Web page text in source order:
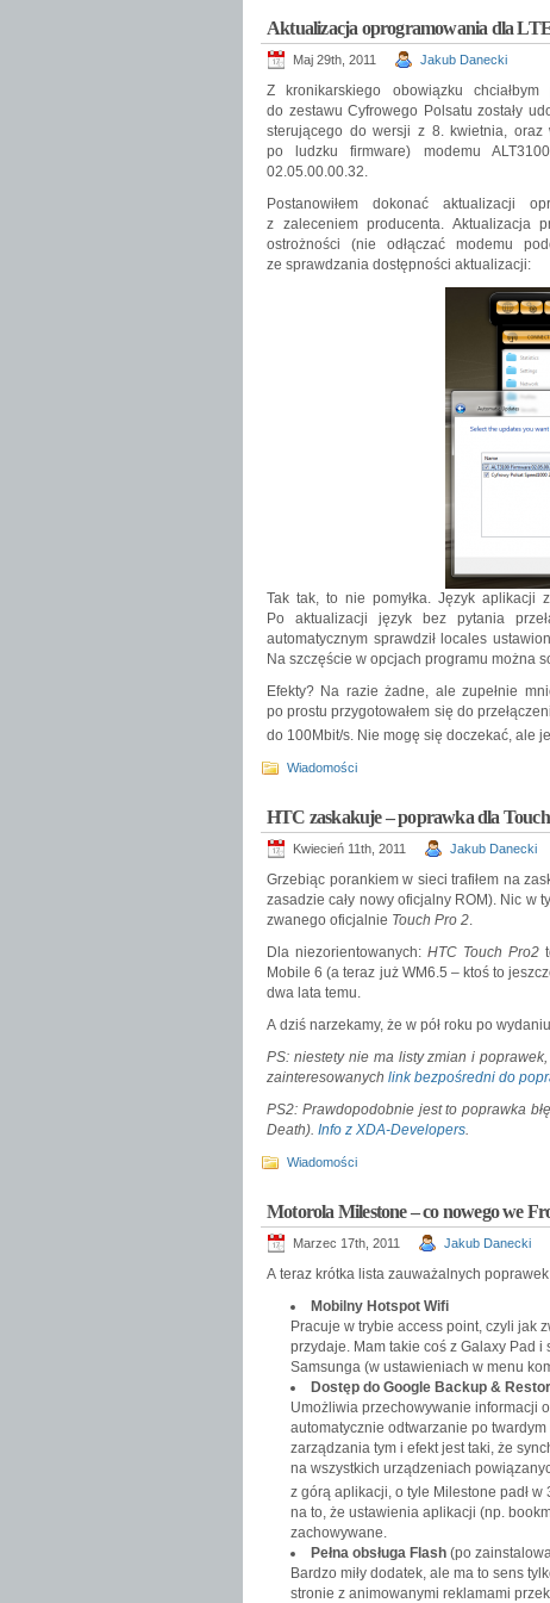
Aktualizacja oprogramowania dla
Maj 29th, 2011 Jakub Danecki
Z kronikarskiego obowiązku
do zestawu Cyfrowego Polsatu zostały
sterującego do wersji z 8. kwietnia, oraz
po ludzku firmware) modemu
02.05.00.00.32.
Postanowiłem dokonać aktualizacji
z zaleceniem producenta. Aktualizacja
ostrożności (nie odłączać modemu
ze sprawdzania dostępności aktualizacji:
Tak tak, to nie pomyłka. Język aplikacji
Po aktualizacji język bez pytania
automatycznym sprawdził locales
Na szczęście w opcjach programu można
Efekty? Na razie żadne, ale zupełnie
po prostu przygotowałem się do
do 100Mbit/s. Nie mogę się doczekać, ale
Wiadomości
HTC zaskakuje – poprawka dla
Kwiecień 11th, 2011 Jakub Danecki
Grzebiąc porankiem w sieci trafiłem na
zasadzie cały nowy oficjalny ROM). Nic w
zwanego oficjalnie Touch Pro 2.
Dla niezorientowanych: HTC Touch Pro2
Mobile 6 (a teraz już WM6.5 – ktoś to
dwa lata temu.
A dziś narzekamy, że w pół roku po
PS: niestety nie ma listy zmian i
zainteresowanych link bezpośredni do
PS2: Prawdopodobnie jest to poprawka
Death). Info z XDA-Developers.
Wiadomości
Motorola Milestone – co nowego we
Marzec 17th, 2011 Jakub Danecki
A teraz krótka lista zauważalnych
Mobilny Hotspot Wifi
Pracuje w trybie access point, czyli jak
przydaje. Mam takie coś z Galaxy Pad
Samsunga (w ustawieniach w menu
Dostęp do Google Backup &
Umożliwia przechowywanie informacji
automatycznie odtwarzanie po
zarządzania tym i efekt jest taki, że
na wszystkich urządzeniach
z górą aplikacji, o tyle Milestone padł
na to, że ustawienia aplikacji (np.
zachowywane.
Pełna obsługa Flash (po
Bardzo miły dodatek, ale ma to sens
stronie z animowanymi reklamami